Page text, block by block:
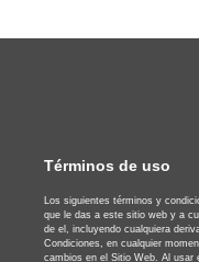
Términos de uso
Los siguientes términos y
que le das a este sitio web y a
de el, incluyendo cualquiera
Condiciones, en cualquier
cambios en el Sitio Web. Al usar